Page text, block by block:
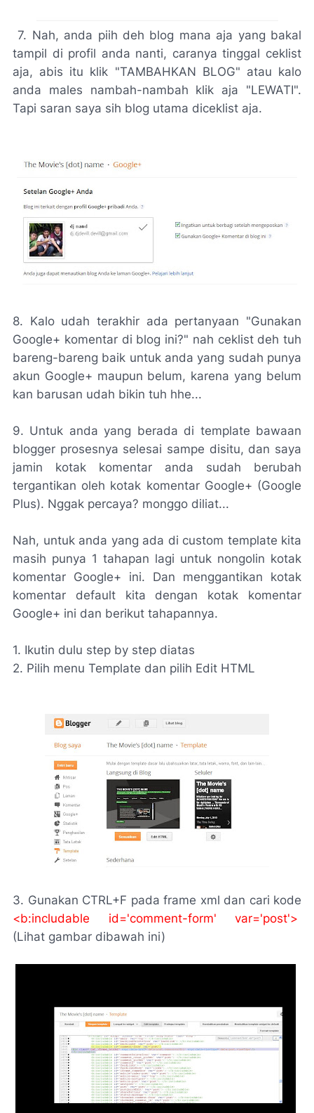
7. Nah, anda piih deh blog mana aja yang bakal
tampil di profil anda nanti, caranya tinggal ceklist
aja, abis itu klik "TAMBAHKAN BLOG" atau kalo
anda males nambah-nambah klik aja "LEWATI".
Tapi saran saya sih blog utama diceklist aja.
8. Kalo udah terakhir ada pertanyaan "Gunakan
Google+ komentar di blog ini?" nah ceklist deh tuh
bareng-bareng baik untuk anda yang sudah punya
akun Google+ maupun belum, karena yang belum
kan barusan udah bikin tuh hhe...
9. Untuk anda yang berada di template bawaan
blogger prosesnya selesai sampe disitu, dan saya
jamin kotak komentar anda sudah berubah
tergantikan oleh kotak komentar Google+ (Google
Plus). Nggak percaya? monggo diliat...
Nah, untuk anda yang ada di custom template kita
masih punya 1 tahapan lagi untuk nongolin kotak
komentar Google+ ini. Dan menggantikan kotak
komentar default kita dengan kotak komentar
Google+ ini dan berikut tahapannya.
1. Ikutin dulu step by step diatas
2. Pilih menu Template dan pilih Edit HTML
3. Gunakan CTRL+F pada frame xml dan cari kode
<b:includable id='comment-form' var='post'>
(Lihat gambar dibawah ini)